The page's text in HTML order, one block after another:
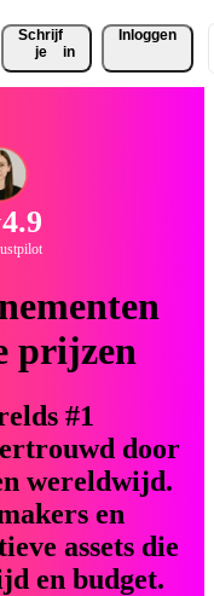
Schrijf
je
in
Inloggen
4.9
prijzen
#1
door
wereldwijd.
en
assets die
en budget.